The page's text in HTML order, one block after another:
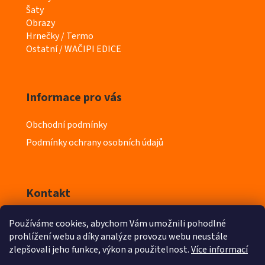
Používáme cookies, abychom Vám umožnili pohodlné
prohlížení webu a díky analýze provozu webu neustále
zlepšovali jeho funkce, výkon a použitelnost.Více informací
e
g
o
r
Šaty
Obrazy
Hrnečky / Termo
Ostatní / WAČIPI EDICE
Informace pro vás
Obchodní podmínky
Podmínky ochrany osobních údajů
Kontakt
info@iyeska.cz
603 218 411